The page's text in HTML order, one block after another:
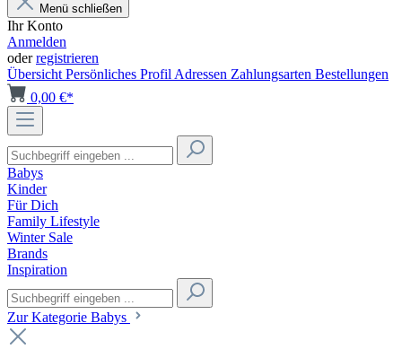
Menü schließen
Ihr Konto
Anmelden
oderregistrieren
Übersicht Persönliches Profil Adressen Zahlungsarten Bestellungen
0,00 €*
Babys
Kinder
Für Dich
Family Lifestyle
Winter Sale
Brands
Inspiration
Zur Kategorie Babys